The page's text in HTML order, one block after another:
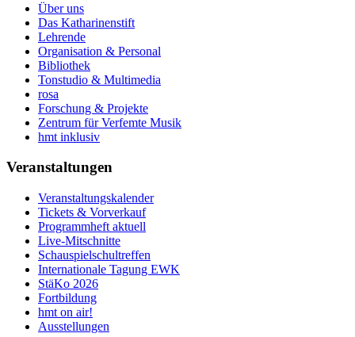
Über uns
Das Katharinenstift
Lehrende
Organisation & Personal
Bibliothek
Tonstudio & Multimedia
rosa
Forschung & Projekte
Zentrum für Verfemte Musik
hmt inklusiv
Veranstaltungen
Veranstaltungskalender
Tickets & Vorverkauf
Programmheft aktuell
Live-Mitschnitte
Schauspielschultreffen
Internationale Tagung EWK
StäKo 2026
Fortbildung
hmt on air!
Ausstellungen